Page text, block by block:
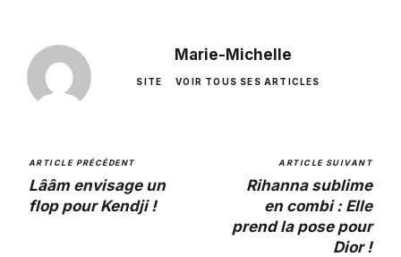
Marie-Michelle
SITE VOIR TOUS SES ARTICLES
ARTICLE PRÉCÉDENT
Lââm envisage un
flop pour Kendji !
ARTICLE SUIVANT
Rihanna sublime
en combi : Elle
prend la pose pour
Dior !